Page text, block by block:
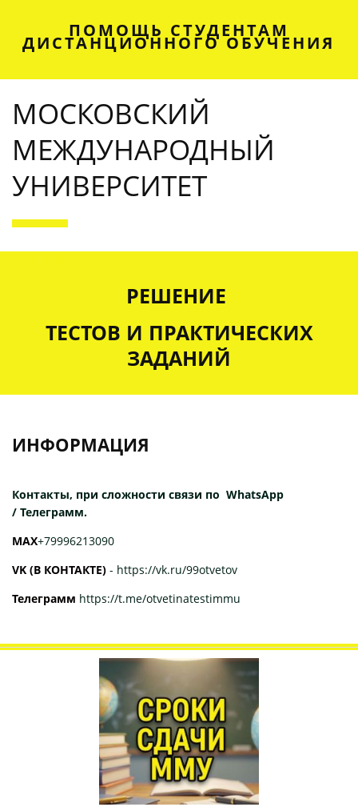
ПОМОЩЬ СТУДЕНТАМ
ДИСТАНЦИОННОГО ОБУЧЕНИЯ
МОСКОВСКИЙ
МЕЖДУНАРОДНЫЙ
УНИВЕРСИТЕТ
РЕШЕНИЕ
ТЕСТОВ И ПРАКТИЧЕСКИХ
ЗАДАНИЙ
ИНФОРМАЦИЯ
Контакты, при сложности связи по WhatsApp
/ Телеграмм.
МАХ+79996213090
VK (В КОНТАКТЕ) - https://vk.ru/99otvetov
Телеграмм https://t.me/otvetinatestimmu